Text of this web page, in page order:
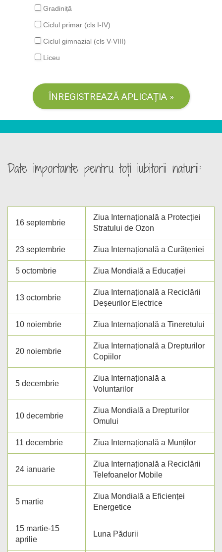
Gradiniță
Ciclul primar (cls I-IV)
Ciclul gimnazial (cls V-VIII)
Liceu
Date importante pentru toți iubitorii naturii:
16 septembrie
Ziua Internațională a Protecției
Stratului de Ozon
23 septembrie Ziua Internațională a Curățeniei
5 octombrie Ziua Mondială a Educației
13 octombrie
Ziua Internațională a Reciclării
Deșeurilor Electrice
10 noiembrie Ziua Internațională a Tineretului
20 noiembrie
Ziua Internațională a Drepturilor
Copiilor
5 decembrie
Ziua Internațională a
Voluntarilor
10 decembrie
Ziua Mondială a Drepturilor
Omului
11 decembrie Ziua Internațională a Munților
24 ianuarie
Ziua Internațională a Reciclării
Telefoanelor Mobile
5 martie
Ziua Mondială a Eficienței
Energetice
15 martie-15
aprilie
Luna Pădurii